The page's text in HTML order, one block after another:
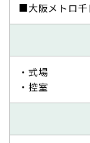
■大阪メトロ千
・式場
・控室